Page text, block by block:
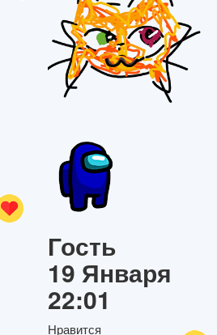
Гость
19 Января
22:01
Нравится